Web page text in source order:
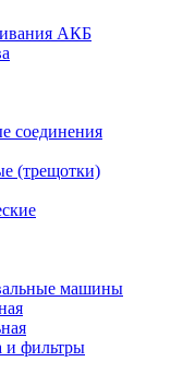
АКБ
соединения
(трещотки)
машины
и фильтры